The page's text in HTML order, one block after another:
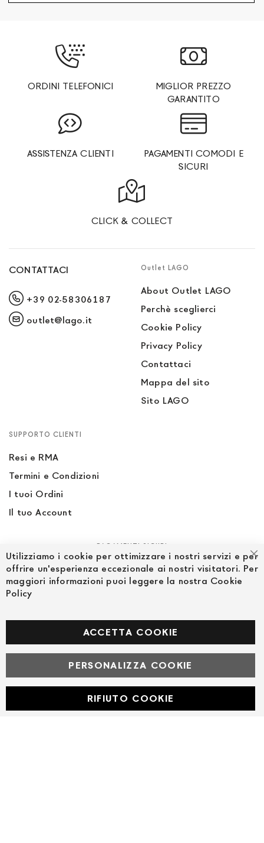
ORDINI TELEFONICI
MIGLIOR PREZZO
GARANTITO
ASSISTENZA CLIENTI
PAGAMENTI COMODI E
SICURI
CLICK & COLLECT
CONTATTACI
+39 02-58306187
outlet@lago.it
Outlet LAGO
About Outlet LAGO
Perchè sceglierci
Cookie Policy
Privacy Policy
Contattaci
Mappa del sito
Sito LAGO
SUPPORTO CLIENTI
Resi e RMA
Termini e Condizioni
I tuoi Ordini
Il tuo Account
PAGAMENTI SICURI
Facebook
© Powered by MAV Arreda s.r.l. | P.IVA IT05919160969
Corso Lodi, 2 | Milano - pec mavarreda@pec.it
Utilizziamo i cookie per ottimizzare i nostri servizi e per
offrire un'esperienza eccezionale ai nostri visitatori. Per
maggiori informazioni puoi leggere la nostra Cookie
Policy
ACCETTA COOKIE
PERSONALIZZA COOKIE
RIFIUTO COOKIE